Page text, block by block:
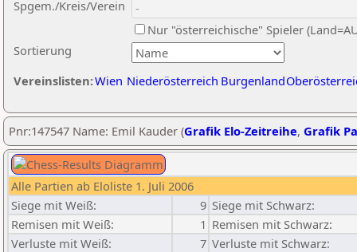
Sortierung
Spgem./Kreis/Verein
Nur "österreichische" Spieler
Vereinslisten:Wien Niederösterreich Burgenland
Pnr:147547 Name: Emil Kauder (Grafik Elo-Zeitreihe, Grafik
Alle Partien ab Eloliste 1. Juli 2006
Siege mit Weiß:
9 Siege mit Schwarz:
Remisen mit Weiß:
1 Remisen mit Schwarz:
Verluste mit Weiß:
7 Verluste mit Schwarz: